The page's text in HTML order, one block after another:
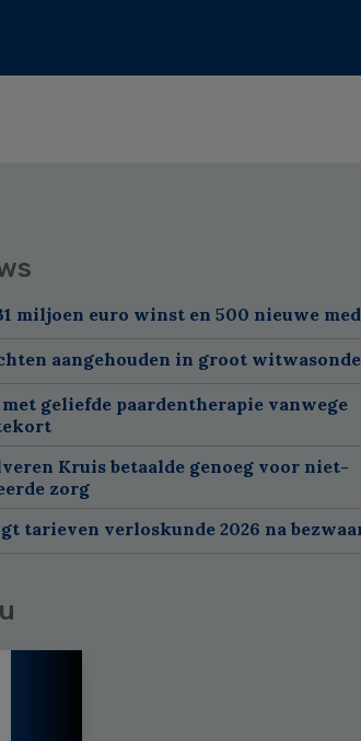
miljoen euro winst en 500 nieuwe
aangehouden in groot
met geliefde paardentherapie vanwege
Kruis betaalde genoeg voor niet-
zorg
tarieven verloskunde 2026 na